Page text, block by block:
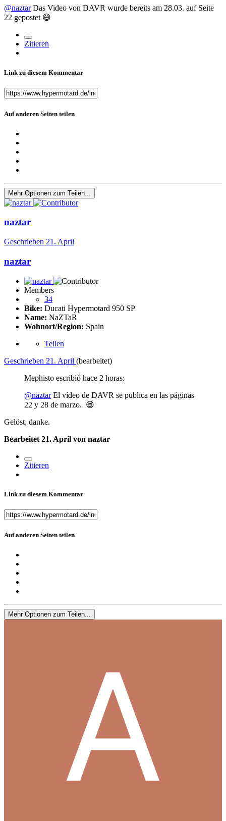
@naztarDas Video von DAVR wurde bereits am 28.03. auf Seite
22 gepostet 😄
Zitieren
Link zu diesem Kommentar
Auf anderen Seiten teilen
Mehr Optionen zum Teilen...
naztar
Geschrieben 21. April
naztar
Members
34
Bike: Ducati Hypermotard 950 SP
Name: NaZTaR
Wohnort/Region: Spain
Teilen
Geschrieben 21. April (bearbeitet)
Mephisto escribió hace 2 horas:
@naztarEl vídeo de DAVR se publica en las páginas
22 y 28 de marzo. 😄
Gelöst, danke.
Bearbeitet 21. April von naztar
Zitieren
Link zu diesem Kommentar
Auf anderen Seiten teilen
Mehr Optionen zum Teilen...